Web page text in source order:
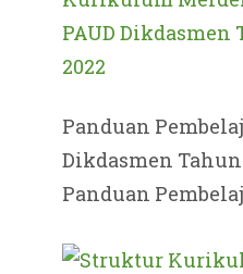
Panduan
Dikdasmen
Panduan